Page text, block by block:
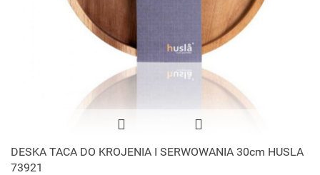
DESKA TACA DO KROJENIA I SERWOWANIA 30cm HUSLA
73921